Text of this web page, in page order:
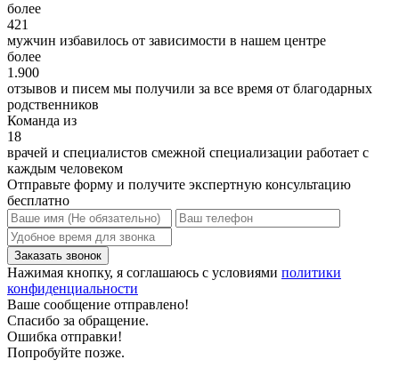
более
421
мужчин избавилось от зависимости в нашем центре
более
1.900
отзывов и писем мы получили за все время от благодарных
родственников
Команда из
18
врачей и специалистов смежной специализации работает с
каждым человеком
Отправьте форму и получите экспертную консультацию
бесплатно
Нажимая кнопку, я соглашаюсь с условиями политики
конфиденциальности
Ваше сообщение отправлено!
Спасибо за обращение.
Ошибка отправки!
Попробуйте позже.